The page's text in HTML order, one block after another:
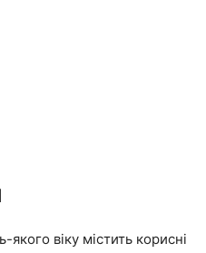
віку містить корисні